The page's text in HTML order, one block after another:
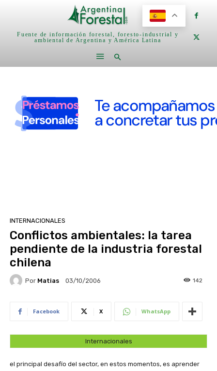
Fuente de información forestal, foresto-industrial y
ambiental de Argentina y América Latina
INTERNACIONALES
Conflictos ambientales: la tarea
pendiente de la industria forestal
chilena
Por Matias 03/10/2006 142
Facebook X WhatsApp
Internacionales
el principal desafío del sector, en estos momentos, es aprender